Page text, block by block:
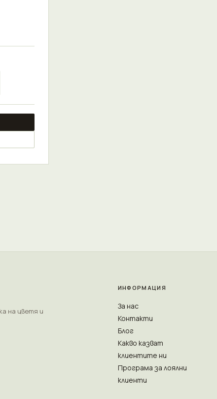
на цветя и
ИНФОРМАЦИЯ
За нас
Контакти
Блог
Какво казват
клиентите ни
Програма за лоялни
клиенти